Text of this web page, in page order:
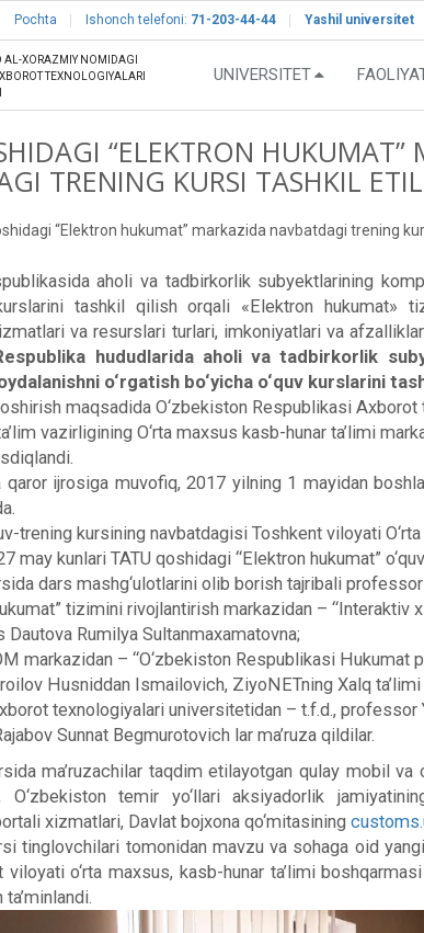
Pochta Ishonch telefoni: 71-203-44-44 Yashil universitet
AL-XORAZMIY NOMIDAGI
TEXNOLOGIYALARI
UNIVERSITET
“ELEKTRON HUKUMAT”
TRENING KURSI TASHKIL
“Elektron hukumat” markazida navbatdagi trening
aholi va tadbirkorlik subyektlarining
kurslarini tashkil qilish orqali «Elektron
va resurslari turlari, imkoniyatlari va
hududlarida aholi va tadbirkorlik
o‘rgatish bo‘yicha o‘quv kurslarini
maqsadida O‘zbekiston Respublikasi
vazirligining O‘rta maxsus kasb-hunar ta’limi
qaror ijrosiga muvofiq, 2017 yilning 1 mayidan
trening kursining navbatdagisi Toshkent viloyati
may kunlari TATU qoshidagi “Elektron hukumat”
dars mashg‘ulotlarini olib borish tajribali
tizimini rivojlantirish markazidan – “Interaktiv
Dautova Rumilya Sultanmaxamatovna;
markazidan – “O‘zbekiston Respublikasi
Husniddan Ismailovich, ZiyoNETning Xalq
texnologiyalari universitetidan – t.f.d.,
Sunnat Begmurotovich lar ma’ruza qildilar.
ma’ruzachilar taqdim etilayotgan qulay mobil
O‘zbekiston temir yo‘llari aksiyadorlik
xizmatlari, Davlat bojxona qo‘mitasining
tinglovchilari tomonidan mavzu va sohaga oid
viloyati o‘rta maxsus, kasb-hunar ta’limi